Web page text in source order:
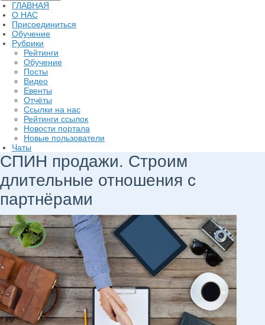
ГЛАВНАЯ
О НАС
Присоединиться
Обучение
Рубрики
Рейтинги
Обучение
Посты
Видео
Евенты
Отчёты
Ссылки на нас
Рейтинги ссылок
Новости портала
Новые пользователи
Чаты
СПИН продажи. Строим
длительные отношения с
партнёрами